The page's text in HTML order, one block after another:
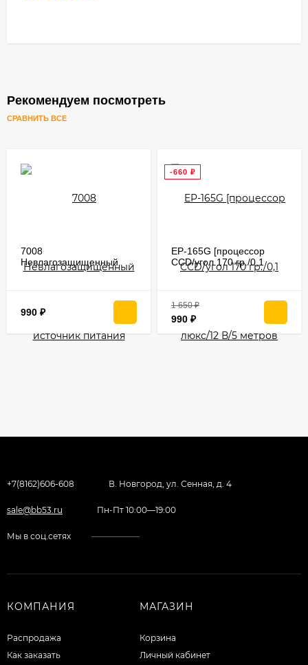
Рекомендуем посмотреть
СРАВНИТЬ ВСЕ
7008
Невлагозащищенный
источник питания 36Вт
990 ₽
-660 ₽
EP-165G [процессор
CCD/угол 170 гр./0,1
люкс/12 В/5 метров
1 650₽
990 ₽
+7(8162)606-608 В. Новгород, ул. Сенная, д. 4
sale@bb53.ru Пн-Пт 10:00—19:00
Мы в соц.сетях
КОМПАНИЯ
Распродажа
Как заказать
МАГАЗИН
Корзина
Личный кабинет